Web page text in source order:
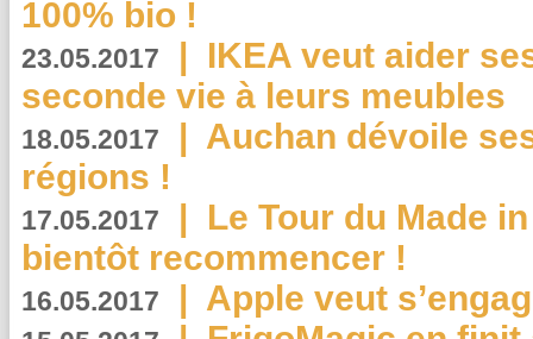
100% bio !
23.05.2017 | IKEA veut aider
seconde vie à leurs meubles
18.05.2017 | Auchan dévoile
régions !
17.05.2017 | Le Tour du Made
bientôt recommencer !
16.05.2017 | Apple veut